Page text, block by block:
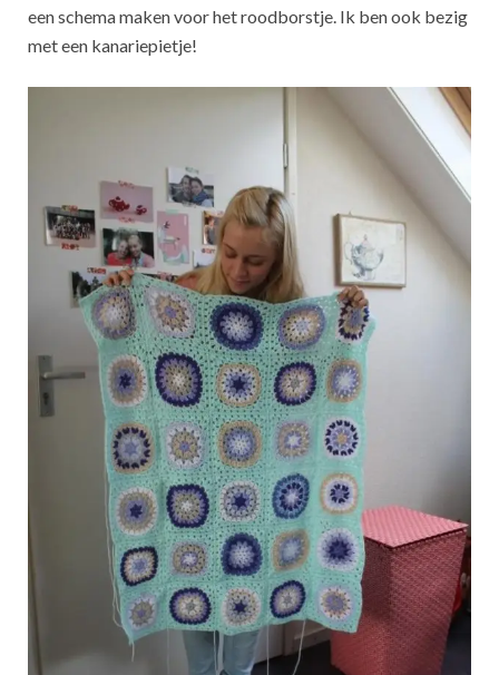
een schema maken voor het roodborstje. Ik ben ook bezig
met een kanariepietje!